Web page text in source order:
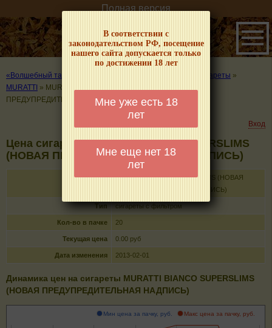
В соответствии с
законодательством РФ, посещение
нашего сайта допускается только
по достижении 18 лет
Мне уже есть 18
лет
Мне еще нет 18
лет
Полная версия
«Волшебный табачок» – о табаке и курении Цены на сигареты »
MURATTI » MURATTI BIANCO SUPERSLIMS (НОВАЯ
ПРЕДУПРЕДИТЕЛЬНАЯ НАДПИСЬ)
Вход
Цена сигарет MURATTI BIANCO SUPERSLIMS
(НОВАЯ ПРЕДУПРЕДИТЕЛЬНАЯ НАДПИСЬ)
Название
MURATTI BIANCO SUPERSLIMS (НОВАЯ
ПРЕДУПРЕДИТЕЛЬНАЯ НАДПИСЬ)
Тип сигареты с фильтром
Кол-во в пачке 20
Текущая цена 0.00 руб
Дата изменения 2013-02-01
Динамика цен на сигареты MURATTI BIANCO SUPERSLIMS
(НОВАЯ ПРЕДУПРЕДИТЕЛЬНАЯ НАДПИСЬ)
Мин цена за пачку, руб. Макс цена за пачку, руб.